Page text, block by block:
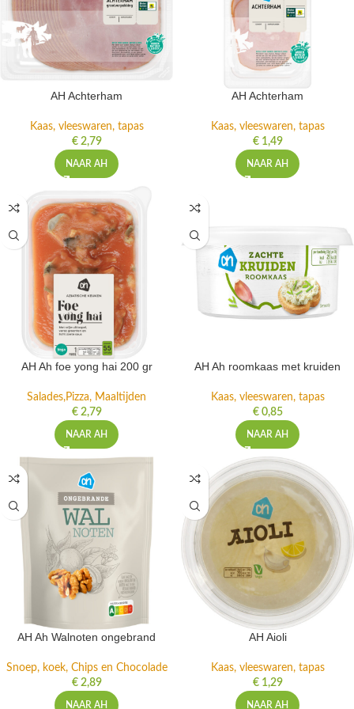
AH Achterham
Kaas, vleeswaren, tapas
€2,79
NAAR AH
AH Achterham
Kaas, vleeswaren, tapas
€1,49
NAAR AH
AH Ah foe yong hai 200 gr
Salades,Pizza, Maaltijden
€2,79
NAAR AH
AH Ah roomkaas met kruiden
Kaas, vleeswaren, tapas
€0,85
NAAR AH
AH Ah Walnoten ongebrand
Snoep, koek, Chips en Chocolade
€2,89
NAAR AH
AH Aioli
Kaas, vleeswaren, tapas
€1,29
NAAR AH